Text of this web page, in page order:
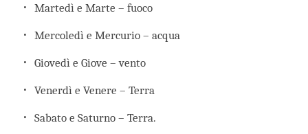
Martedì e Marte – fuoco
Mercoledì e Mercurio – acqua
Giovedì e Giove – vento
Venerdì e Venere – Terra
Sabato e Saturno – Terra.